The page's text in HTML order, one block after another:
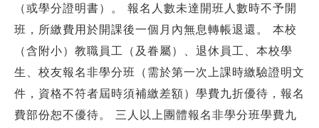
（或學分證明書）。 報名人數未達開班人數時不予開
班，所繳費用於開課後一個月內無息轉帳退還。 本校
（含附小）教職員工（及眷屬）、退休員工、本校學
生、校友報名非學分班（需於第一次上課時繳驗證明文
件，資格不符者屆時須補繳差額）學費九折優待，報名
費部份恕不優待。 三人以上團體報名非學分班學費九